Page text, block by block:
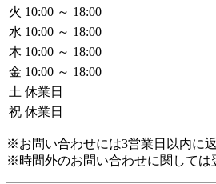
火 10:00 ～ 18:00
水 10:00 ～ 18:00
木 10:00 ～ 18:00
金 10:00 ～ 18:00
土 休業日
祝 休業日
※お問い合わせには3営業日以内に返
※時間外のお問い合わせに関しては